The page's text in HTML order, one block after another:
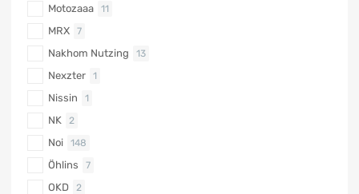
Motozaaa 11
MRX 7
Nakhom Nutzing 13
Nexzter 1
Nissin 1
NK 2
Noi 148
Öhlins 7
OKD 2